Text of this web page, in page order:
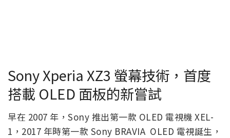
Sony Xperia XZ3 螢幕技術，首度
搭載 OLED 面板的新嘗試
早在 2007 年，Sony 推出第一款 OLED 電視機 XEL-
1，2017 年時第一款 Sony BRAVIA OLED 電視誕生，